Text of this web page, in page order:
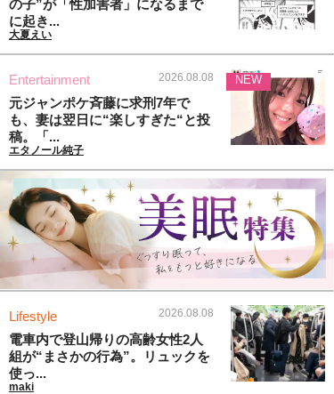
の子”が「性加害者」になるまで
に起き...
大夏えい
Entertainment 2026.08.08
元ジャンポケ斉藤に求刑7年で
も、妻は翌日に“楽しすぎた“と投
稿。「...
エタノール純子
NEW
Lifestyle 2026.08.08
電車内で登山帰りの高齢女性2人
組が“まさかの行為”。リュックを
使っ...
maki